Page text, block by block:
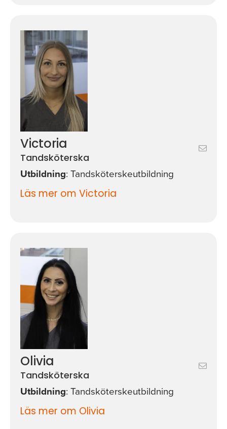
Victoria
Tandsköterska
Utbildning: Tandsköterskeutbildning
Läs mer om Victoria
Olivia
Tandsköterska
Utbildning: Tandsköterskeutbildning
Läs mer om Olivia